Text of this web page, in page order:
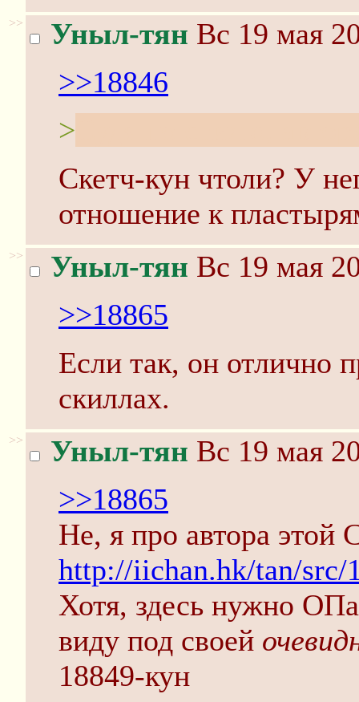
>> Уныл-тян Вс 19 мая
>>18846
>
Скетч-кун чтоли? У
отношение к
>> Уныл-тян Вс 19 мая
>>18865
Если так, он отлично
скиллах.
>> Уныл-тян Вс 19 мая
>>18865
Не, я про автора этой
http://iichan.hk/tan/src/
Хотя, здесь нужно
виду под своей
18849-кун